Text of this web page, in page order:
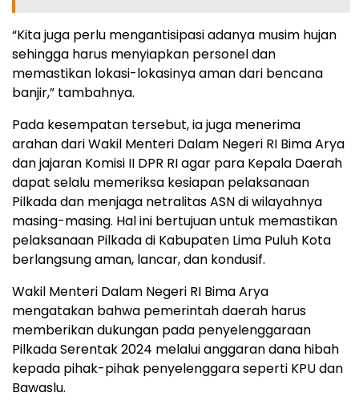
“Kita juga perlu mengantisipasi adanya musim hujan
sehingga harus menyiapkan personel dan
memastikan lokasi-lokasinya aman dari bencana
banjir,” tambahnya.
Pada kesempatan tersebut, ia juga menerima
arahan dari Wakil Menteri Dalam Negeri RI Bima Arya
dan jajaran Komisi II DPR RI agar para Kepala Daerah
dapat selalu memeriksa kesiapan pelaksanaan
Pilkada dan menjaga netralitas ASN di wilayahnya
masing-masing. Hal ini bertujuan untuk memastikan
pelaksanaan Pilkada di Kabupaten Lima Puluh Kota
berlangsung aman, lancar, dan kondusif.
Wakil Menteri Dalam Negeri RI Bima Arya
mengatakan bahwa pemerintah daerah harus
memberikan dukungan pada penyelenggaraan
Pilkada Serentak 2024 melalui anggaran dana hibah
kepada pihak-pihak penyelenggara seperti KPU dan
Bawaslu.